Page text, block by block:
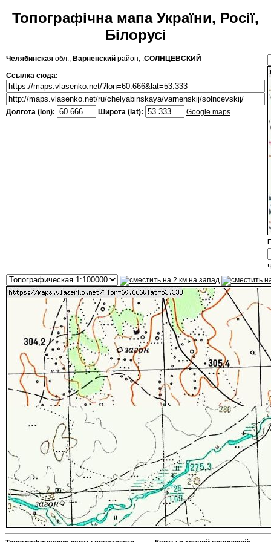
Топографічна мапа України, Росії,
Білорусі
Челябинская обл., Варненский район, .СОЛНЦЕВСКИЙ
Ссылка сюда:
Долгота (lon): Широта (lat): Google maps